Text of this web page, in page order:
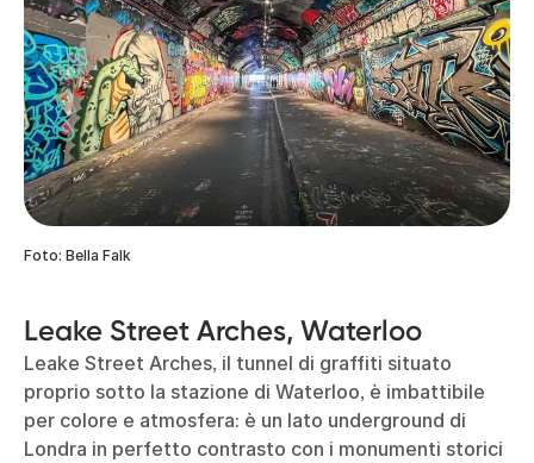
Foto: Bella Falk
Leake Street Arches, Waterloo
Leake Street Arches, il tunnel di graffiti situato
proprio sotto la stazione di Waterloo, è imbattibile
per colore e atmosfera: è un lato underground di
Londra in perfetto contrasto con i monumenti storici